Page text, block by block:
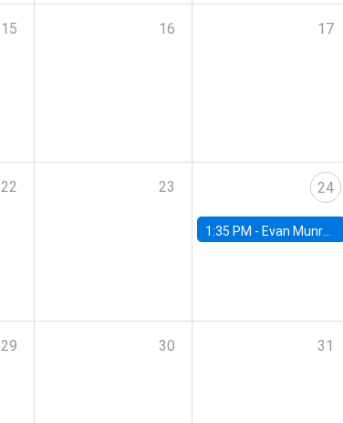
15 16 17
22 23 24
1:35 PM - Evan Munro, Neyman Visiting Assistant Professor in the Department of Statistics at UC Berkeley
29 30 31